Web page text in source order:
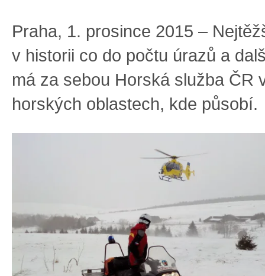
Praha, 1. prosince 2015 –
v historii co do počtu úrazů a
má za sebou Horská služba ČR
horských oblastech, kde působí.